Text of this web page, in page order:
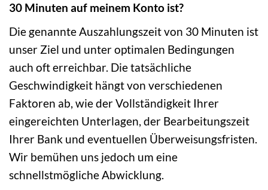
30 Minuten auf meinem Konto ist?
Die genannte Auszahlungszeit von 30 Minuten ist
unser Ziel und unter optimalen Bedingungen
auch oft erreichbar. Die tatsächliche
Geschwindigkeit hängt von verschiedenen
Faktoren ab, wie der Vollständigkeit Ihrer
eingereichten Unterlagen, der Bearbeitungszeit
Ihrer Bank und eventuellen Überweisungsfristen.
Wir bemühen uns jedoch um eine
schnellstmögliche Abwicklung.